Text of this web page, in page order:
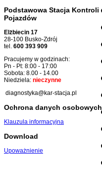
Podstawowa Stacja Kontroli
Pojazdów
Elżbiecin 17
28-100 Busko-Zdrój
tel. 600 393 909
Pracujemy w godzinach:
Pn - Pt: 8:00 - 17:00
Sobota: 8.00 - 14.00
Niedziela: nieczynne
diagnostyka@kar-stacja.pl
Ochrona danych osobowych
Klauzula informacyjna
Download
Upoważnienie